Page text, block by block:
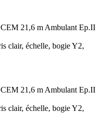
21,6 m Ambulant Ep.II
clair, échelle, bogie Y2,
21,6 m Ambulant Ep.II
clair, échelle, bogie Y2,